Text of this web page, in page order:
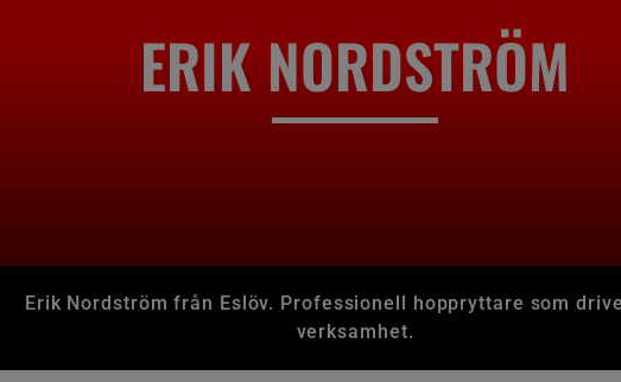
ERIK NORDSTRÖM
Erik Nordström från Eslöv. Professionell hoppryttare som
verksamhet.